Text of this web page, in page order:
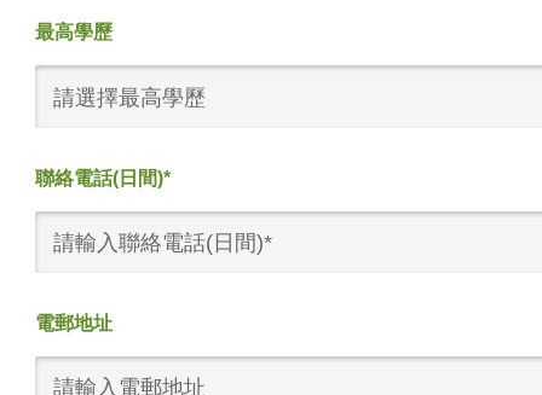
最高學歷
請選擇最高學歷
聯絡電話(日間)*
電郵地址